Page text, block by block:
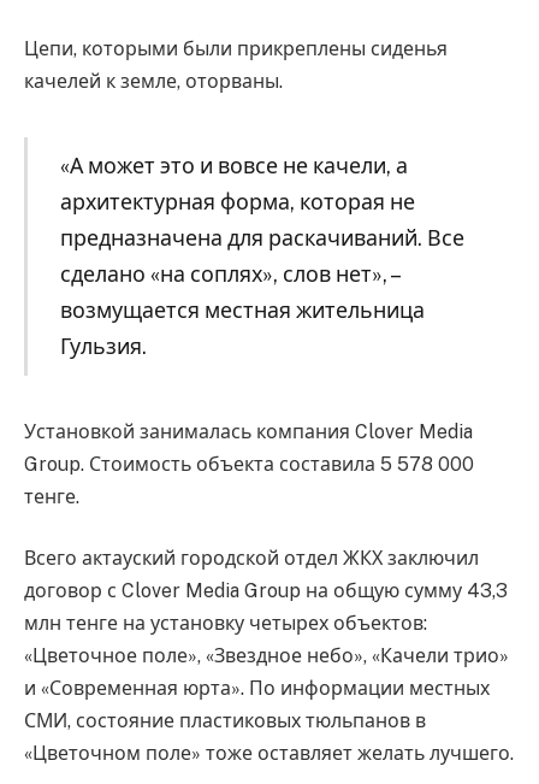
Цепи, которыми были прикреплены сиденья
качелей к земле, оторваны.
«А может это и вовсе не качели, а
архитектурная форма, которая не
предназначена для раскачиваний. Все
сделано «на соплях», слов нет», –
возмущается местная жительница
Гульзия.
Установкой занималась компания Clover Media
Group. Стоимость объекта составила 5 578 000
тенге.
Всего актауский городской отдел ЖКХ заключил
договор с Clover Media Group на общую сумму 43,3
млн тенге на установку четырех объектов:
«Цветочное поле», «Звездное небо», «Качели трио»
и «Современная юрта». По информации местных
СМИ, состояние пластиковых тюльпанов в
«Цветочном поле» тоже оставляет желать лучшего.